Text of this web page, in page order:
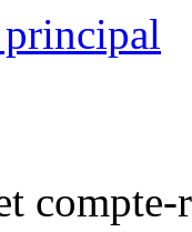
compte-